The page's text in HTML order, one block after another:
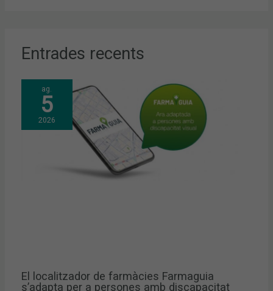
Entrades recents
ag.
5
2026
El localitzador de farmàcies Farmaguia
s’adapta per a persones amb discapacitat